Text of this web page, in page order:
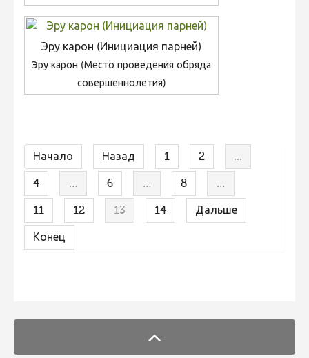
Эру карон (Инициация парней)
Эру карон (Место проведения обряда
совершеннолетия)
Начало Назад 1 2 ...
4 … 6 … 8 …
11 12 13 14 Дальше
Конец